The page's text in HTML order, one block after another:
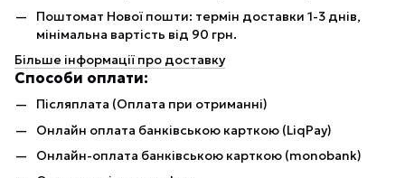
Поштомат Нової пошти: термін доставки 1-3 днів,
мінімальна вартість від 90 грн.
Більше інформації про доставку
Способи оплати:
Післяплата (Оплата при отриманні)
Онлайн оплата банківською карткою (LiqPay)
Онлайн-оплата банківською карткою (monobank)